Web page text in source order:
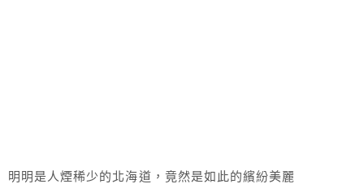
明明是人煙稀少的北海道，竟然是如此的繽紛美麗